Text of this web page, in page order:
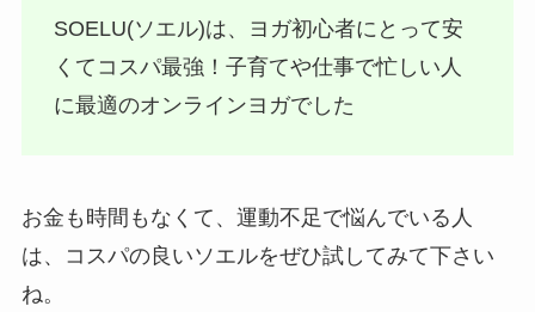
SOELU(ソエル)は、ヨガ初心者にとって安
くてコスパ最強！子育てや仕事で忙しい人
に最適のオンラインヨガでした
お金も時間もなくて、運動不足で悩んでいる人
は、コスパの良いソエルをぜひ試してみて下さい
ね。